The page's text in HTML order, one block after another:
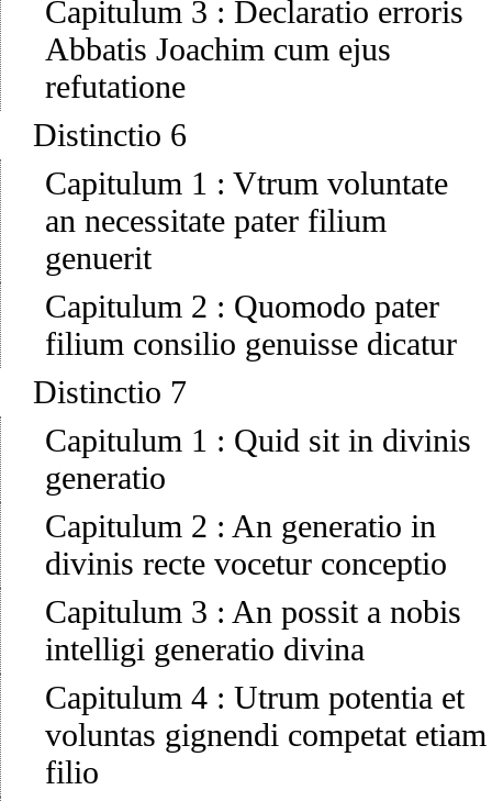
Capitulum 3 : Declaratio erroris
Abbatis Joachim cum ejus
refutatione
Distinctio 6
Capitulum 1 : Vtrum voluntate
an necessitate pater filium
genuerit
Capitulum 2 : Quomodo pater
filium consilio genuisse dicatur
Distinctio 7
Capitulum 1 : Quid sit in divinis
generatio
Capitulum 2 : An generatio in
divinis recte vocetur conceptio
Capitulum 3 : An possit a nobis
intelligi generatio divina
Capitulum 4 : Utrum potentia et
voluntas gignendi competat etiam
filio